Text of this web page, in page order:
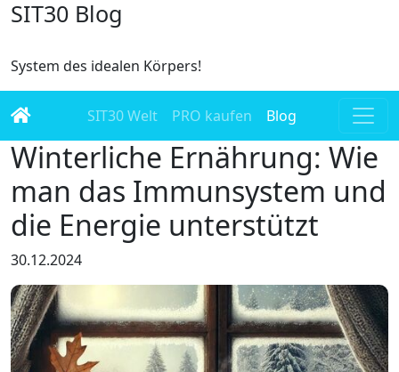
SIT30 Blog
System des idealen Körpers!
SIT30 Welt PRO kaufen Blog
Winterliche Ernährung: Wie
man das Immunsystem und
die Energie unterstützt
30.12.2024